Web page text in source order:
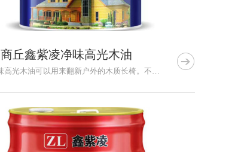
商丘鑫紫凌净味高光木油
鑫紫凌净味高光木油可以用来翻新户外的木质长椅。不仅能够让木头...
